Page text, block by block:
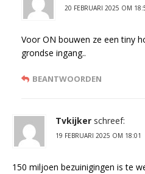
20 FEBRUARI 2025 OM
Voor ON bouwen ze een tiny
grondse ingang..
BEANTWOORDEN
Tvkijker schreef:
19 FEBRUARI 2025 OM 18:01
150 miljoen bezuinigingen is te